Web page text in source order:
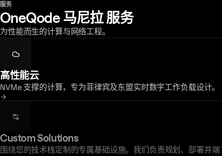
服务
OneQode 马尼拉 服务
为性能而生的计算与网络工程。
高性能云
NVMe 支撑的计算，专为菲律宾及东盟实时数字工作负载设计。
Custom Solutions
围绕您的技术栈定制的专属基础设施。我们负责规划、部署并端